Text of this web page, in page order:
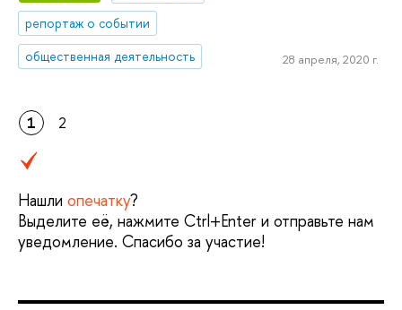
репортаж о событии
общественная деятельность
28 апреля, 2020 г.
1 2
Нашли опечатку?
Выделите её, нажмите Ctrl+Enter и отправьте нам
уведомление. Спасибо за участие!